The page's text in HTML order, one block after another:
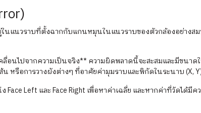
ในแนวราบที่ตั้งฉากกับแกนหมุนในแนวราบของตัวกล้องอย่างส
ลื่อนไปจากความเป็นจริง** ความผิดพลาดนี้จะสะสมและมีขนา
หรือการวางผังต่างๆ ที่อาศัยค่ามุมราบและพิกัดในระนาบ (X,
Left และ Face Right เพื่อหาค่าเฉลี่ย และหากค่าที่วัดได้มี